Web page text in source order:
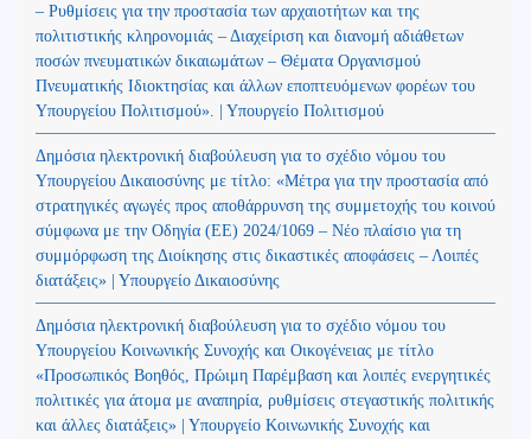
– Ρυθμίσεις για την προστασία των αρχαιοτήτων και της
πολιτιστικής κληρονομιάς – Διαχείριση και διανομή αδιάθετων
ποσών πνευματικών δικαιωμάτων – Θέματα Οργανισμού
Πνευματικής Ιδιοκτησίας και άλλων εποπτευόμενων φορέων του
Υπουργείου Πολιτισμού». | Υπουργείο Πολιτισμού
Δημόσια ηλεκτρονική διαβούλευση για το σχέδιο νόμου του
Υπουργείου Δικαιοσύνης με τίτλο: «Μέτρα για την προστασία από
στρατηγικές αγωγές προς αποθάρρυνση της συμμετοχής του κοινού
σύμφωνα με την Οδηγία (ΕΕ) 2024/1069 – Νέο πλαίσιο για τη
συμμόρφωση της Διοίκησης στις δικαστικές αποφάσεις – Λοιπές
διατάξεις» | Υπουργείο Δικαιοσύνης
Δημόσια ηλεκτρονική διαβούλευση για το σχέδιο νόμου του
Υπουργείου Κοινωνικής Συνοχής και Οικογένειας με τίτλο
«Προσωπικός Βοηθός, Πρώιμη Παρέμβαση και λοιπές ενεργητικές
πολιτικές για άτομα με αναπηρία, ρυθμίσεις στεγαστικής πολιτικής
και άλλες διατάξεις» | Υπουργείο Κοινωνικής Συνοχής και